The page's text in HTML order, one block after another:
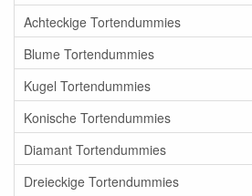
Achteckige Tortendummies
Blume Tortendummies
Kugel Tortendummies
Konische Tortendummies
Diamant Tortendummies
Dreieckige Tortendummies